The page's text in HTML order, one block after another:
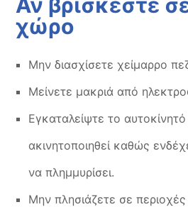
χώρο
Μην διασχίσετε χείμαρρο
Μείνετε μακριά από
Εγκαταλείψτε το
ακινητοποιηθεί καθώς
να πλημμυρίσει.
Μην πλησιάζετε σε